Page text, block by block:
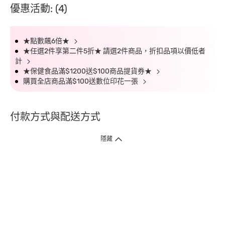
優惠活動: (4)
★點數飆6倍★
★任選2件享第二件5折★ 請選2件商品，折扣品項以價低者
計
★保健食品滿$1200送$100商品提貨券★
購買全店商品滿$100送數位印花一張
付款方式與配送方式
隱藏